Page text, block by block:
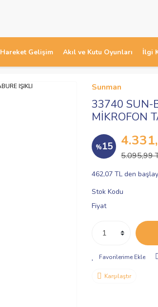
Hareket Gelişim Akıl ve Kutu Oyunları İlgi
Sunman
33740 SUN-
MİKROFON
%15
5.095,99
462,07 TL den
Stok Kodu
Fiyat
Karşılaştır